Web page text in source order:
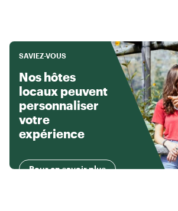
SAVIEZ-VOUS
Nos hôtes
locaux peuvent
personnaliser
votre
expérience
Pour en savoir plus